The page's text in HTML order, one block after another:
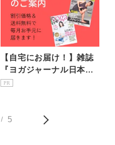
【自宅にお届け！】雑誌
『ヨガジャーナル日本
版』予約購読のご案内
PR
/ 5